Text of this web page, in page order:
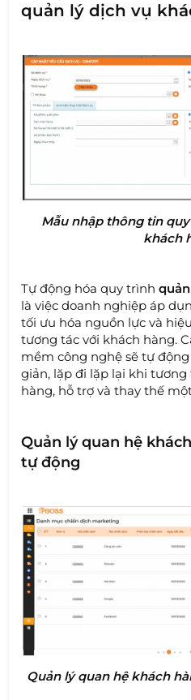
quản lý dịch vụ
Mẫu nhập thông tin
khách
Tự động hóa quy trình
là việc doanh nghiệp áp
tối ưu hóa nguồn lực và
tương tác với khách hàng.
mềm công nghệ sẽ tự
giản, lặp đi lặp lại khi tương
hàng, hỗ trợ và thay thế
Quản lý quan hệ
tự động
Quản lý quan hệ khách